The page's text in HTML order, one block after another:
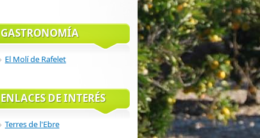
GASTRONOMÍA
El Molí de Rafelet
ENLACES DE INTERÉS
Terres de l'Ebre